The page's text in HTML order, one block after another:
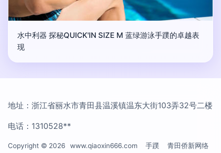
水中利器 探秘QUICK'IN SIZE M 蓝绿游泳手蹼的卓越表
现
地址：浙江省丽水市青田县温溪镇温东大街103弄32号二楼
电话：1310528**
Copyright © 2026 www.qiaoxin666.com 手蹼 青田侨新网络